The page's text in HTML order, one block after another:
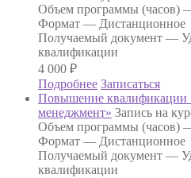
Объем программы (часов)
Формат — Дистанционное
Получаемый документ —
квалификации
4 000 ₽
Подробнее Записаться
Повышение квалификации
менеджмент» Запись на
Объем программы (часов)
Формат — Дистанционное
Получаемый документ —
квалификации